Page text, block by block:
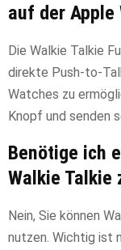
auf der Apple
Die Walkie Talkie
direkte Push-to-
Watches zu
Knopf und senden
Benötige ich
Walkie Talkie
Nein, Sie können
nutzen. Wichtig ist